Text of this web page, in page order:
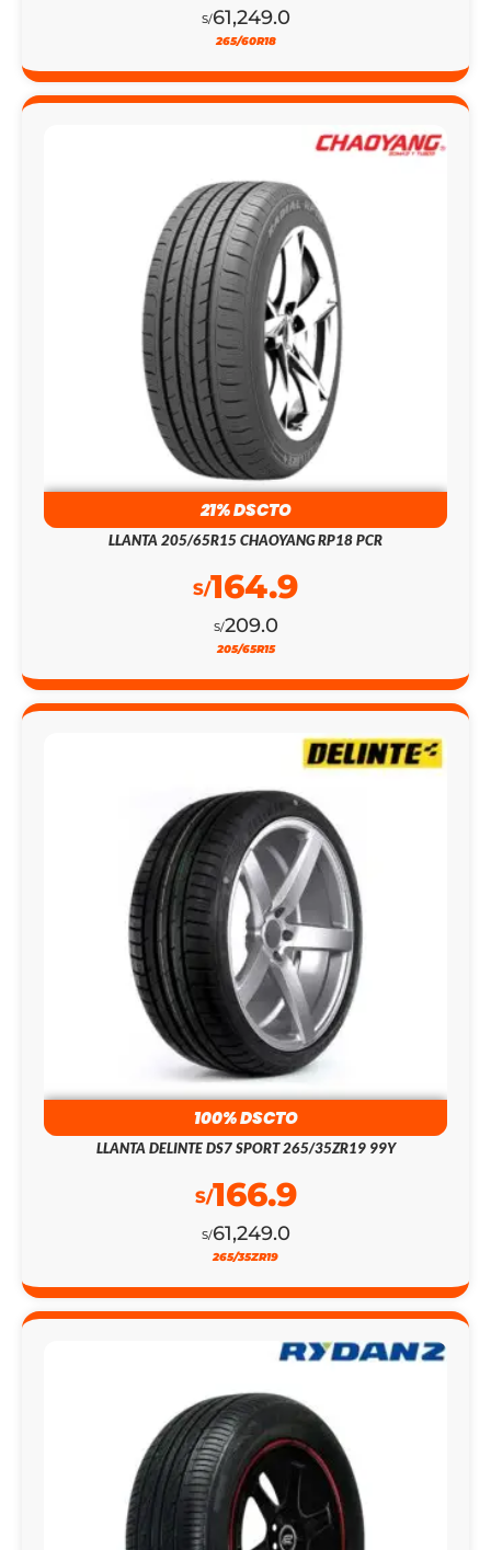
S/61,249.0
265/60R18
21% DSCTO
LLANTA 205/65R15 CHAOYANG RP18 PCR
S/209.0
S/164.9
205/65R15
100% DSCTO
LLANTA DELINTE DS7 SPORT 265/35ZR19 99Y
S/61,249.0
S/166.9
265/35ZR19